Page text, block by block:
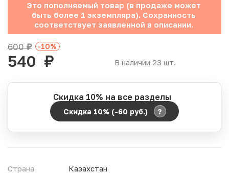
Это пополняемый товар (в продаже может
быть более 1 экземпляра). Сохранность
соответствует заявленной в описании.
В наличии 23 шт.
600руб. -10%
540 руб.
Скидка 10% на все разделы
Скидка 10% (-60 руб.) ?
Период действия акции:
Страна
Казахстан